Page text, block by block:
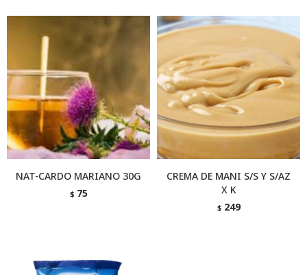
NAT-CARDO MARIANO 30G
$ 75
CREMA DE MANI S/S Y S/AZ
X K
$ 249